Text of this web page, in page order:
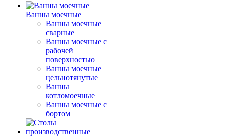
Ванны моечные
Ванны моечные
сварные
Ванны моечные с
рабочей
поверхностью
Ванны моечные
цельнотянутые
Ванны
котломоечные
Ванны моечные с
бортом